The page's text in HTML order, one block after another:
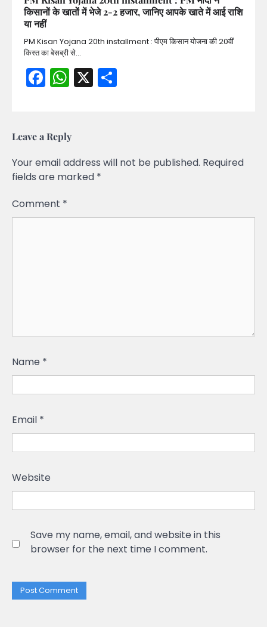
किसानों के खातों में भेजे 2-2 हजार, जानिए आपके खाते में आई राशि
या नहीं
PM Kisan Yojana 20th installment : पीएम किसान योजना की 20वीं
किस्त का बेसब्री से…
Facebook
WhatsApp
X
Leave a Reply
Your email address will not be published. Required
fields are marked *
Comment *
Name *
Email *
Website
Save my name, email, and website in this
browser for the next time I comment.